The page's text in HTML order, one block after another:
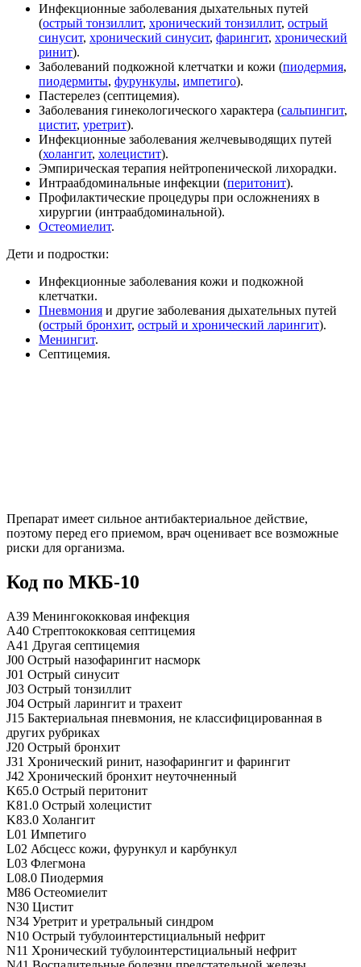
Инфекционные заболевания дыхательных путей
(острый тонзиллит, хронический тонзиллит, острый
синусит, хронический синусит, фарингит, хронический
ринит).
Заболеваний подкожной клетчатки и кожи (пиодермия,
пиодермиты, фурункулы, импетиго).
Пастерелез (септицемия).
Заболевания гинекологического характера (сальпингит,
цистит, уретрит).
Инфекционные заболевания желчевыводящих путей
(холангит, холецистит).
Эмпирическая терапия нейтропенической лихорадки.
Интраабдоминальные инфекции (перитонит).
Профилактические процедуры при осложнениях в
хирургии (интраабдоминальной).
Остеомиелит.
Дети и подростки:
Инфекционные заболевания кожи и подкожной
клетчатки.
Пневмония и другие заболевания дыхательных путей
(острый бронхит, острый и хронический ларингит).
Менингит.
Септицемия.
Препарат имеет сильное антибактериальное действие,
поэтому перед его приемом, врач оценивает все возможные
риски для организма.
Код по МКБ-10
A39 Менингококковая инфекция
A40 Стрептококковая септицемия
A41 Другая септицемия
J00 Острый назофарингит насморк
J01 Острый синусит
J03 Острый тонзиллит
J04 Острый ларингит и трахеит
J15 Бактериальная пневмония, не классифицированная в
других рубриках
J20 Острый бронхит
J31 Хронический ринит, назофарингит и фарингит
J42 Хронический бронхит неуточненный
K65.0 Острый перитонит
K81.0 Острый холецистит
K83.0 Холангит
L01 Импетиго
L02 Абсцесс кожи, фурункул и карбункул
L03 Флегмона
L08.0 Пиодермия
M86 Остеомиелит
N30 Цистит
N34 Уретрит и уретральный синдром
N10 Острый тубулоинтерстициальный нефрит
N11 Хронический тубулоинтерстициальный нефрит